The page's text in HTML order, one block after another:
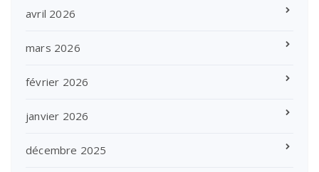
avril 2026
mars 2026
février 2026
janvier 2026
décembre 2025